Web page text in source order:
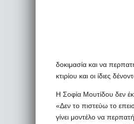
δοκιμασία και να
κτιρίου και οι ίδιες
Η Σοφία Μουτίδου δεν
«Δεν το πιστεύω το
γίνει μοντέλο να